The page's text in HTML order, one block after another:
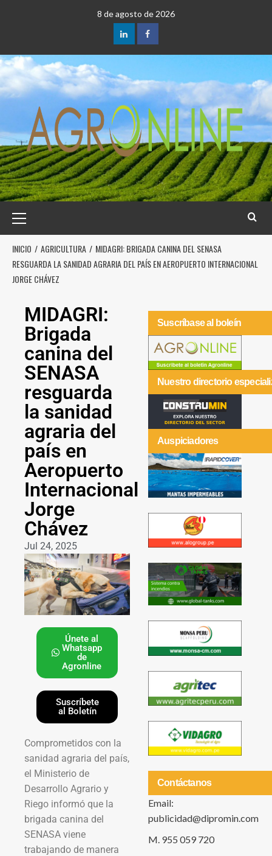
8 de agosto de 2026
INICIO AGRICULTURA
MIDAGRI: BRIGADA CANINA DEL SENASA
RESGUARDA LA SANIDAD AGRARIA DEL PAÍS EN AEROPUERTO INTERNACIONAL
JORGE CHÁVEZ
MIDAGRI:
Brigada
canina del
SENASA
resguarda
la sanidad
agraria del
país en
Aeropuerto
Internacional
Jorge
Chávez
Jul 24, 2025
Únete al
Whatsapp
de
Agronline
Suscríbete
al Boletín
Comprometidos con la
sanidad agraria del país,
el Ministerio de
Desarrollo Agrario y
Riego informó que la
brigada canina del
SENASA viene
trabajando de manera
Suscríbase al boleín
Nuestro directorio
Auspiciadores
Contáctanos
Email:
publicidad@dipromin.com
M. 955 059 720